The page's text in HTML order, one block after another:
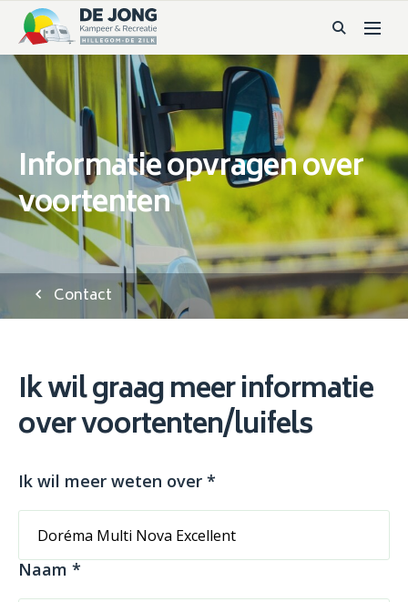
Informatie opvragen over
voortenten
Contact
Ik wil graag meer informatie
over voortenten/luifels
Ik wil meer weten over *
Naam *